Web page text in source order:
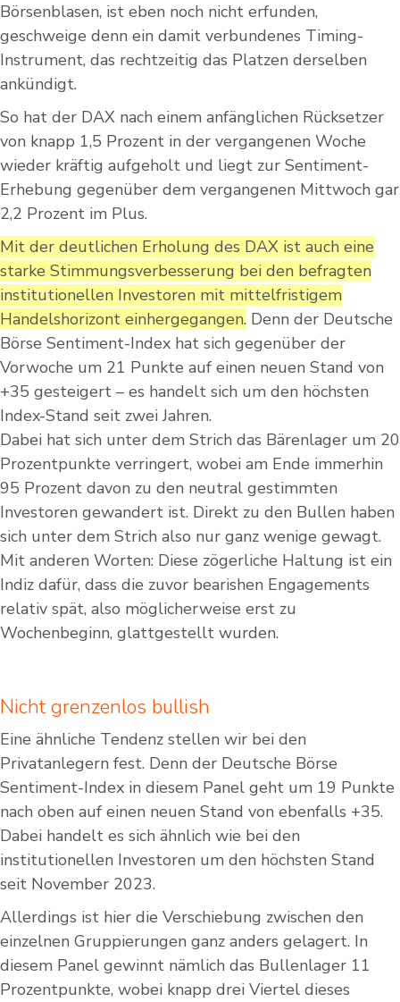
Börsenblasen, ist eben noch nicht erfunden,
geschweige denn ein damit verbundenes Timing-
Instrument, das rechtzeitig das Platzen derselben
ankündigt.
So hat der DAX nach einem anfänglichen Rücksetzer
von knapp 1,5 Prozent in der vergangenen Woche
wieder kräftig aufgeholt und liegt zur Sentiment-
Erhebung gegenüber dem vergangenen Mittwoch gar
2,2 Prozent im Plus.
Mit der deutlichen Erholung des DAX ist auch eine
starke Stimmungsverbesserung bei den befragten
institutionellen Investoren mit mittelfristigem
Handelshorizont einhergegangen. Denn der Deutsche
Börse Sentiment-Index hat sich gegenüber der
Vorwoche um 21 Punkte auf einen neuen Stand von
+35 gesteigert – es handelt sich um den höchsten
Index-Stand seit zwei Jahren.
Dabei hat sich unter dem Strich das Bärenlager um 20
Prozentpunkte verringert, wobei am Ende immerhin
95 Prozent davon zu den neutral gestimmten
Investoren gewandert ist. Direkt zu den Bullen haben
sich unter dem Strich also nur ganz wenige gewagt.
Mit anderen Worten: Diese zögerliche Haltung ist ein
Indiz dafür, dass die zuvor bearishen Engagements
relativ spät, also möglicherweise erst zu
Wochenbeginn, glattgestellt wurden.
Nicht grenzenlos bullish
Eine ähnliche Tendenz stellen wir bei den
Privatanlegern fest. Denn der Deutsche Börse
Sentiment-Index in diesem Panel geht um 19 Punkte
nach oben auf einen neuen Stand von ebenfalls +35.
Dabei handelt es sich ähnlich wie bei den
institutionellen Investoren um den höchsten Stand
seit November 2023.
Allerdings ist hier die Verschiebung zwischen den
einzelnen Gruppierungen ganz anders gelagert. In
diesem Panel gewinnt nämlich das Bullenlager 11
Prozentpunkte, wobei knapp drei Viertel dieses